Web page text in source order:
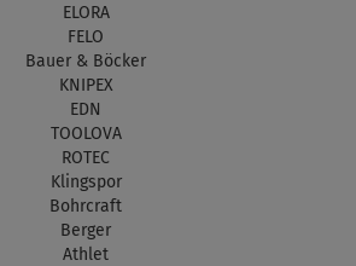
ELORA
FELO
Bauer & Böcker
KNIPEX
EDN
TOOLOVA
ROTEC
Klingspor
Bohrcraft
Berger
Athlet